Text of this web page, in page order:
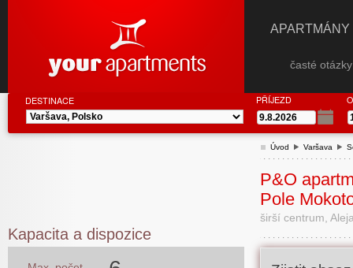
časté
DESTINACE PŘÍJEZD
Úvod Varšava
P&O
Pole
širší centrum,
Kapacita a dispozice